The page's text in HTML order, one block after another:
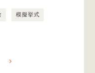
模擬挙式